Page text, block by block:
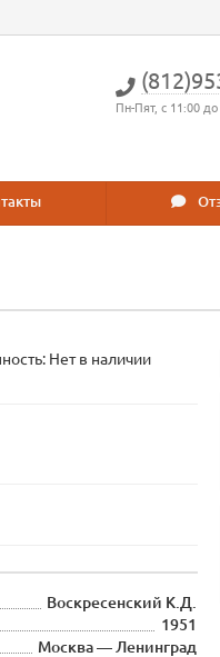
Пн-Пят, с 11:00
Нет в наличии
Воскресенский К.Д.
1951
Москва — Ленинград